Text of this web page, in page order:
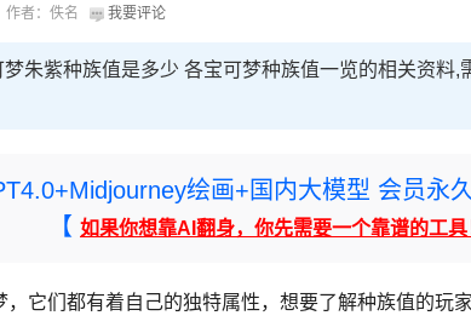
作者：佚名 我要评论
朱紫种族值是多少 各宝可梦种族值一览的相关资料,
绘画+国内大模型 会员永
【 如果你想靠AI翻身，你先需要一个靠谱的工具
它们都有着自己的独特属性，想要了解种族值的玩